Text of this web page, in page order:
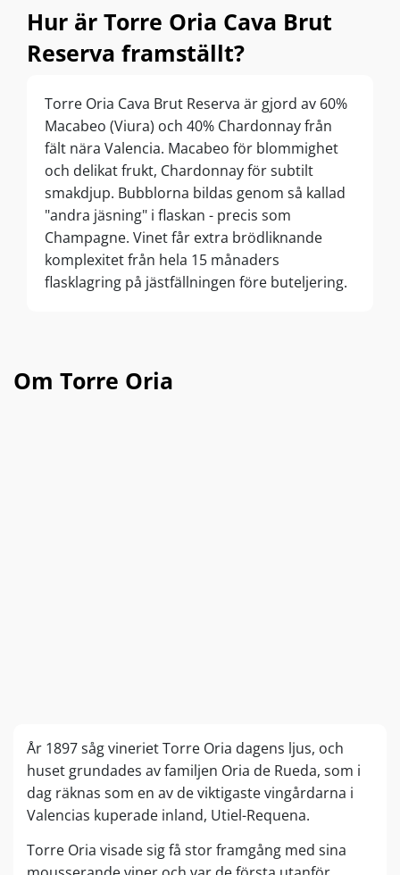
Hur är Torre Oria Cava Brut
Reserva framställt?
Torre Oria Cava Brut Reserva är gjord av 60%
Macabeo (Viura) och 40% Chardonnay från
fält nära Valencia. Macabeo för blommighet
och delikat frukt, Chardonnay för subtilt
smakdjup. Bubblorna bildas genom så kallad
"andra jäsning" i flaskan - precis som
Champagne. Vinet får extra brödliknande
komplexitet från hela 15 månaders
flasklagring på jästfällningen före buteljering.
Om Torre Oria
År 1897 såg vineriet Torre Oria dagens ljus, och
huset grundades av familjen Oria de Rueda, som i
dag räknas som en av de viktigaste vingårdarna i
Valencias kuperade inland, Utiel-Requena.
Torre Oria visade sig få stor framgång med sina